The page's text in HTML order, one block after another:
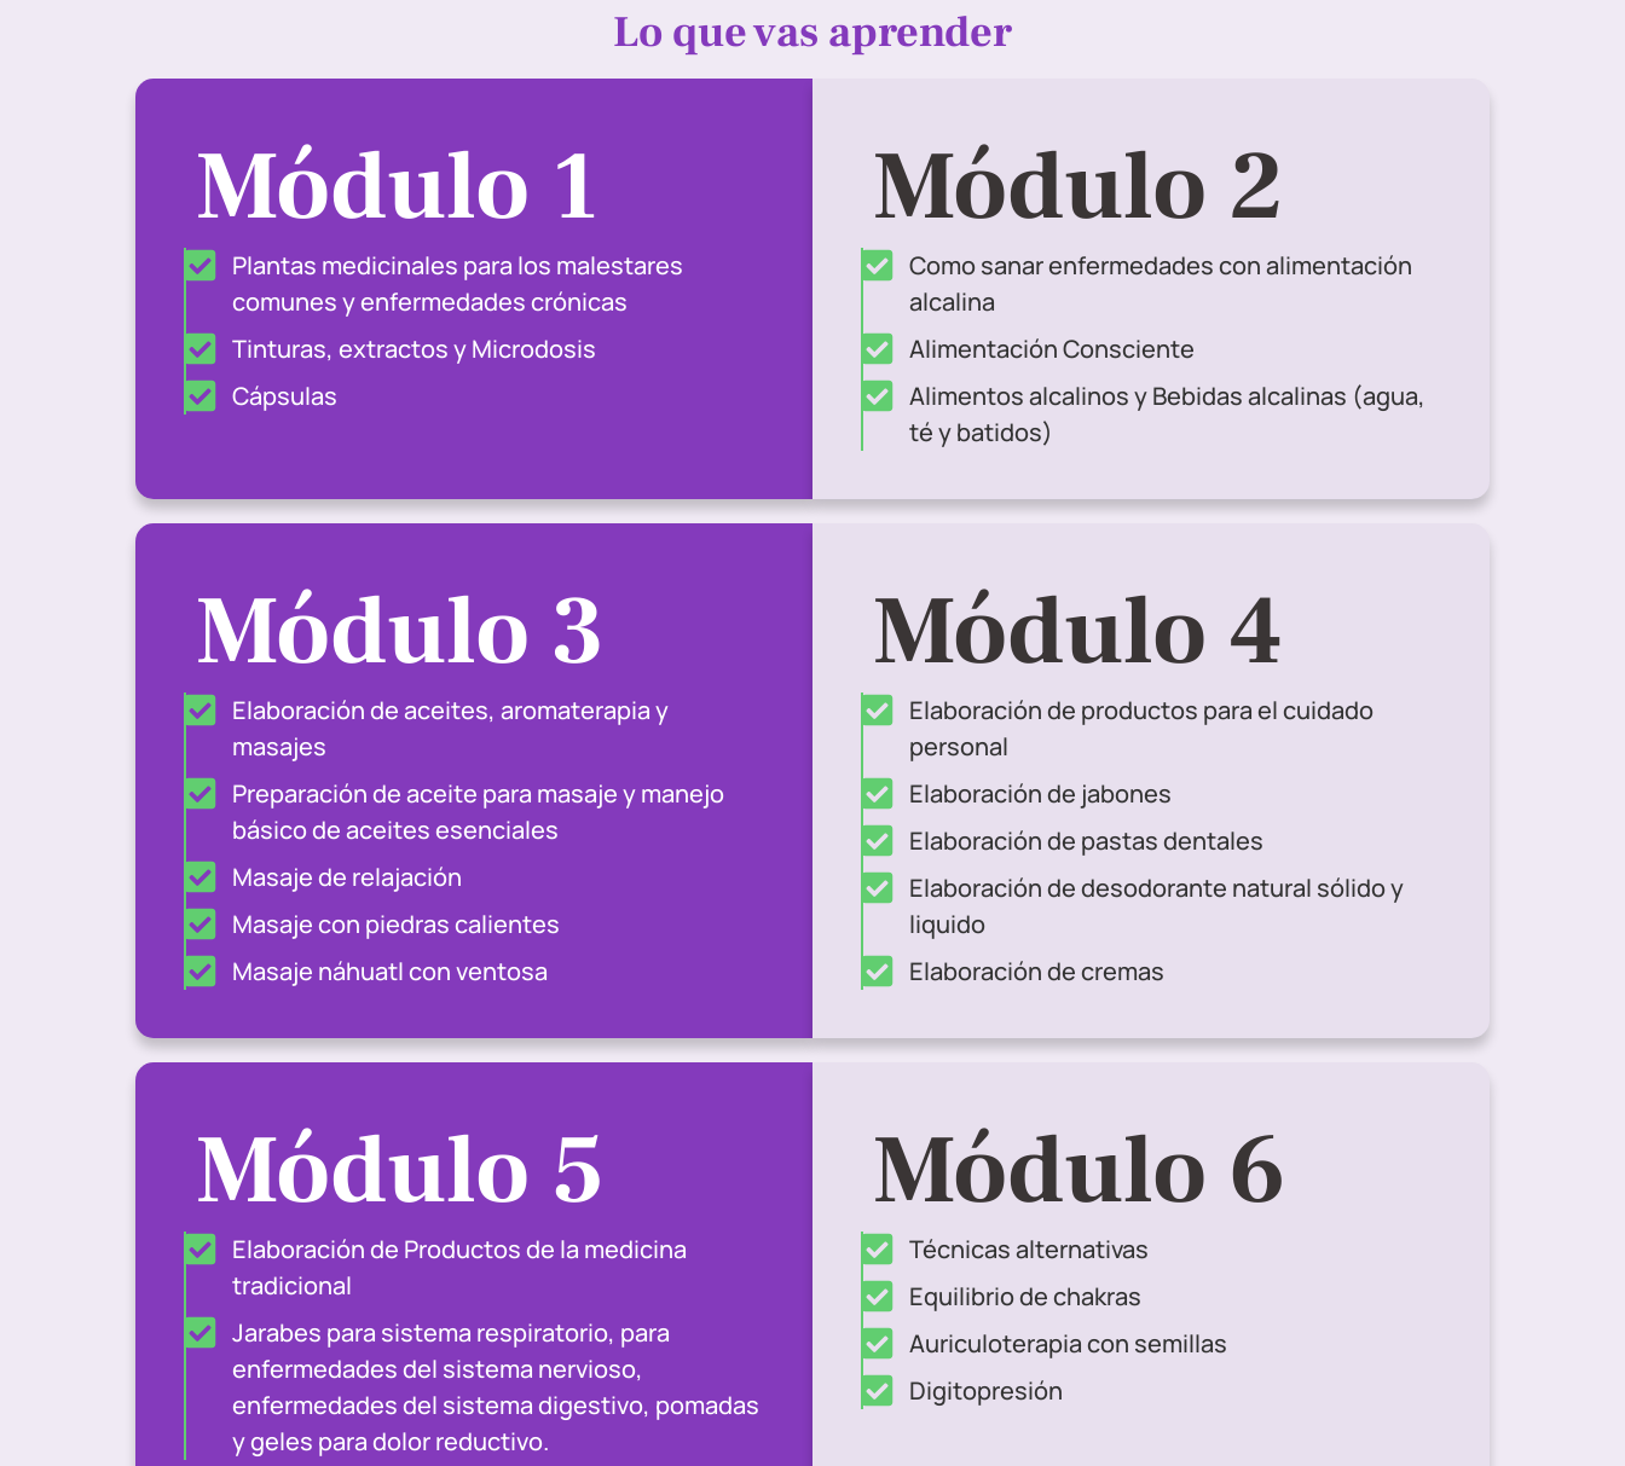
Lo que vas aprender
Módulo 1
Plantas medicinales para los malestares
comunes y enfermedades crónicas
Tinturas, extractos y Microdosis
Cápsulas
Módulo 2
Como sanar enfermedades con alimentación
alcalina
Alimentación Consciente
Alimentos alcalinos y Bebidas alcalinas (agua,
té y batidos)
Módulo 3
Elaboración de aceites, aromaterapia y
masajes
Preparación de aceite para masaje y manejo
básico de aceites esenciales
Masaje de relajación
Masaje con piedras calientes
Masaje náhuatl con ventosa
Módulo 4
Elaboración de productos para el cuidado
personal
Elaboración de jabones
Elaboración de pastas dentales
Elaboración de desodorante natural sólido y
liquido
Elaboración de cremas
Módulo 5
Elaboración de Productos de la medicina
tradicional
Jarabes para sistema respiratorio, para
enfermedades del sistema nervioso,
enfermedades del sistema digestivo, pomadas
y geles para dolor reductivo.
Módulo 6
Técnicas alternativas
Equilibrio de chakras
Auriculoterapia con semillas
Digitopresión